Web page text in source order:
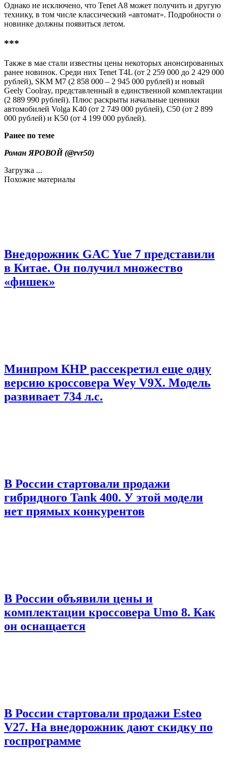
Однако не исключено, что Tenet A8 может получить и другую
технику, в том числе классический «автомат». Подробности о
новинке должны появиться летом.
***
Также в мае стали известны цены некоторых анонсированных
ранее новинок. Среди них Tenet T4L (от 2 259 000 до 2 429 000
рублей), SKM M7 (2 858 000 – 2 945 000 рублей) и новый
Geely Coolray, представленный в единственной комплектации
(2 889 990 рублей). Плюс раскрыты начальные ценники
автомобилей Volga K40 (от 2 749 000 рублей), C50 (от 2 899
000 рублей) и K50 (от 4 199 000 рублей).
Ранее по теме
Роман ЯРОВОЙ (@rvr50)
Загрузка ...
Похожие материалы
Внедорожник GAC Yue 7 представили
в Китае. Он получил множество
«фишек»
Минпром КНР рассекретил еще одну
версию кроссовера Wey V9X. Модель
развивает 734 л.с.
В России стартовали продажи
гибридного Tank 400. У этой модели
нет прямых конкурентов
В России объявили цены и
комплектации кроссовера Umo 8. Как
он оснащается
В России стартовали продажи Esteo
V27. На внедорожник дают скидку по
госпрограмме